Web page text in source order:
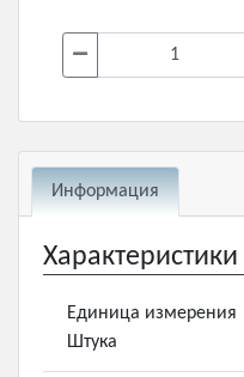
Информация
Характеристики
Единица измерения
Штука